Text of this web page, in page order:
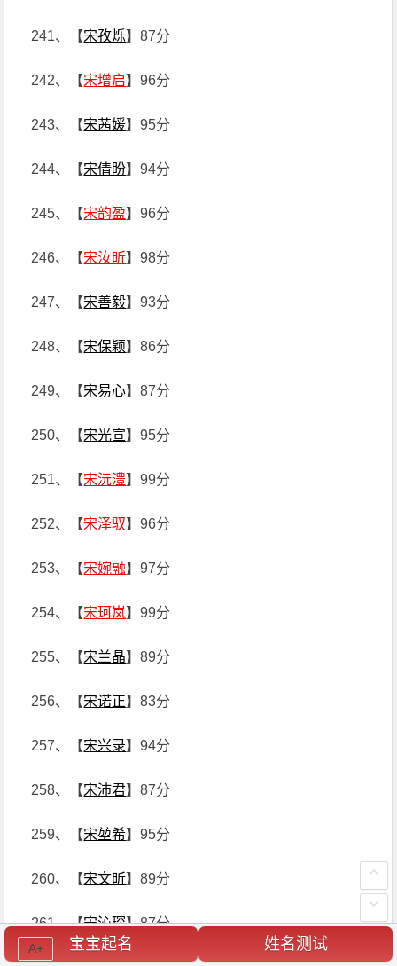
241、【宋孜烁】87分
242、【宋增启】96分
243、【宋茜媛】95分
244、【宋倩盼】94分
245、【宋韵盈】96分
246、【宋汝昕】98分
247、【宋善毅】93分
248、【宋保颖】86分
249、【宋易心】87分
250、【宋光宣】95分
251、【宋沅澧】99分
252、【宋泽驭】96分
253、【宋婉融】97分
254、【宋珂岚】99分
255、【宋兰晶】89分
256、【宋诺正】83分
257、【宋兴录】94分
258、【宋沛君】87分
259、【宋堃希】95分
260、【宋文昕】89分
261、【宋沁琛】87分
宝宝起名 姓名测试
A+